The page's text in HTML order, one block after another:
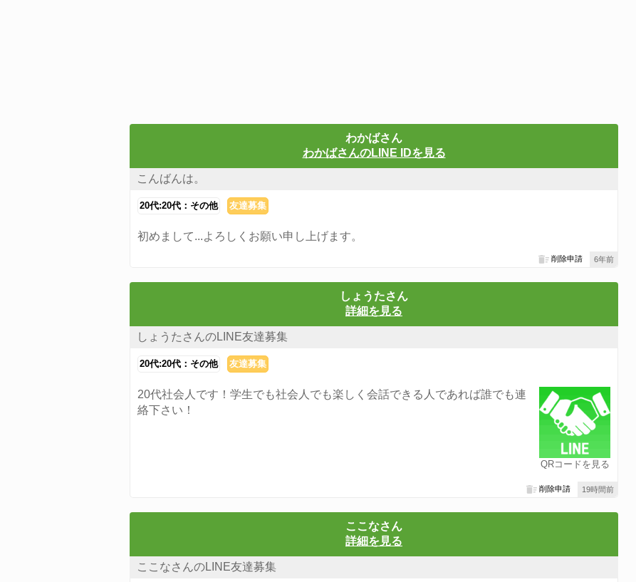
わかばさん
わかばさんのLINE IDを見る
こんばんは。
20代:20代：その他 友達募集
初めまして...よろしくお願い申し上げます。
6年前
削除申請
しょうたさん
詳細を見る
しょうたさんのLINE友達募集
20代:20代：その他 友達募集
QRコードを見る
20代社会人です！学生でも社会人でも楽しく会話できる人であれば誰でも連
絡下さい！
19時間前
削除申請
ここなさん
詳細を見る
ここなさんのLINE友達募集